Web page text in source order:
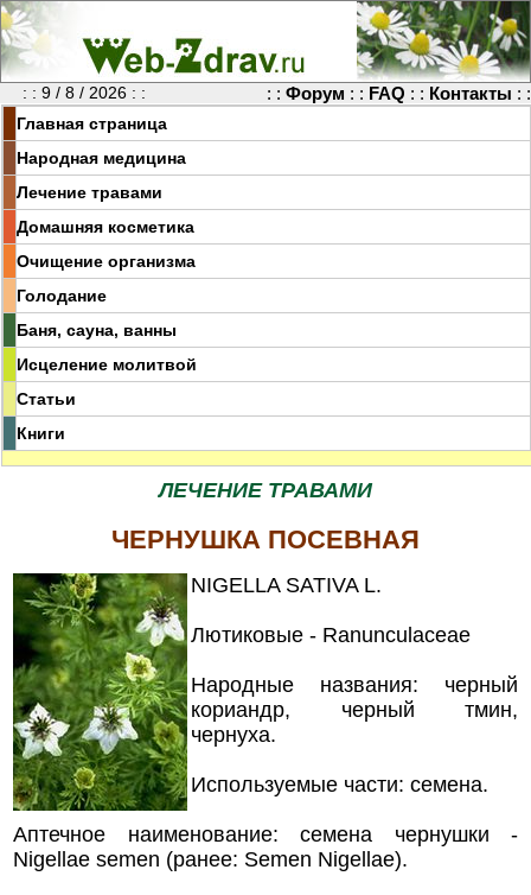
: : 9 / 8 / 2026 : : : : Форум : : FAQ : : Контакты : :
Главная страница
Народная медицина
Лечение травами
Домашняя косметика
Очищение организма
Голодание
Баня, сауна, ванны
Исцеление молитвой
Статьи
Книги
ЛЕЧЕНИЕ ТРАВАМИ
ЧЕРНУШКА ПОСЕВНАЯ
NIGELLA SATIVA L.
Лютиковые - Ranunculaceae
Народные названия: черный
кориандр, черный тмин,
чернуха.
Используемые части: семена.
Аптечное наименование: семена чернушки -
Nigellae semen (ранее: Semen Nigellae).